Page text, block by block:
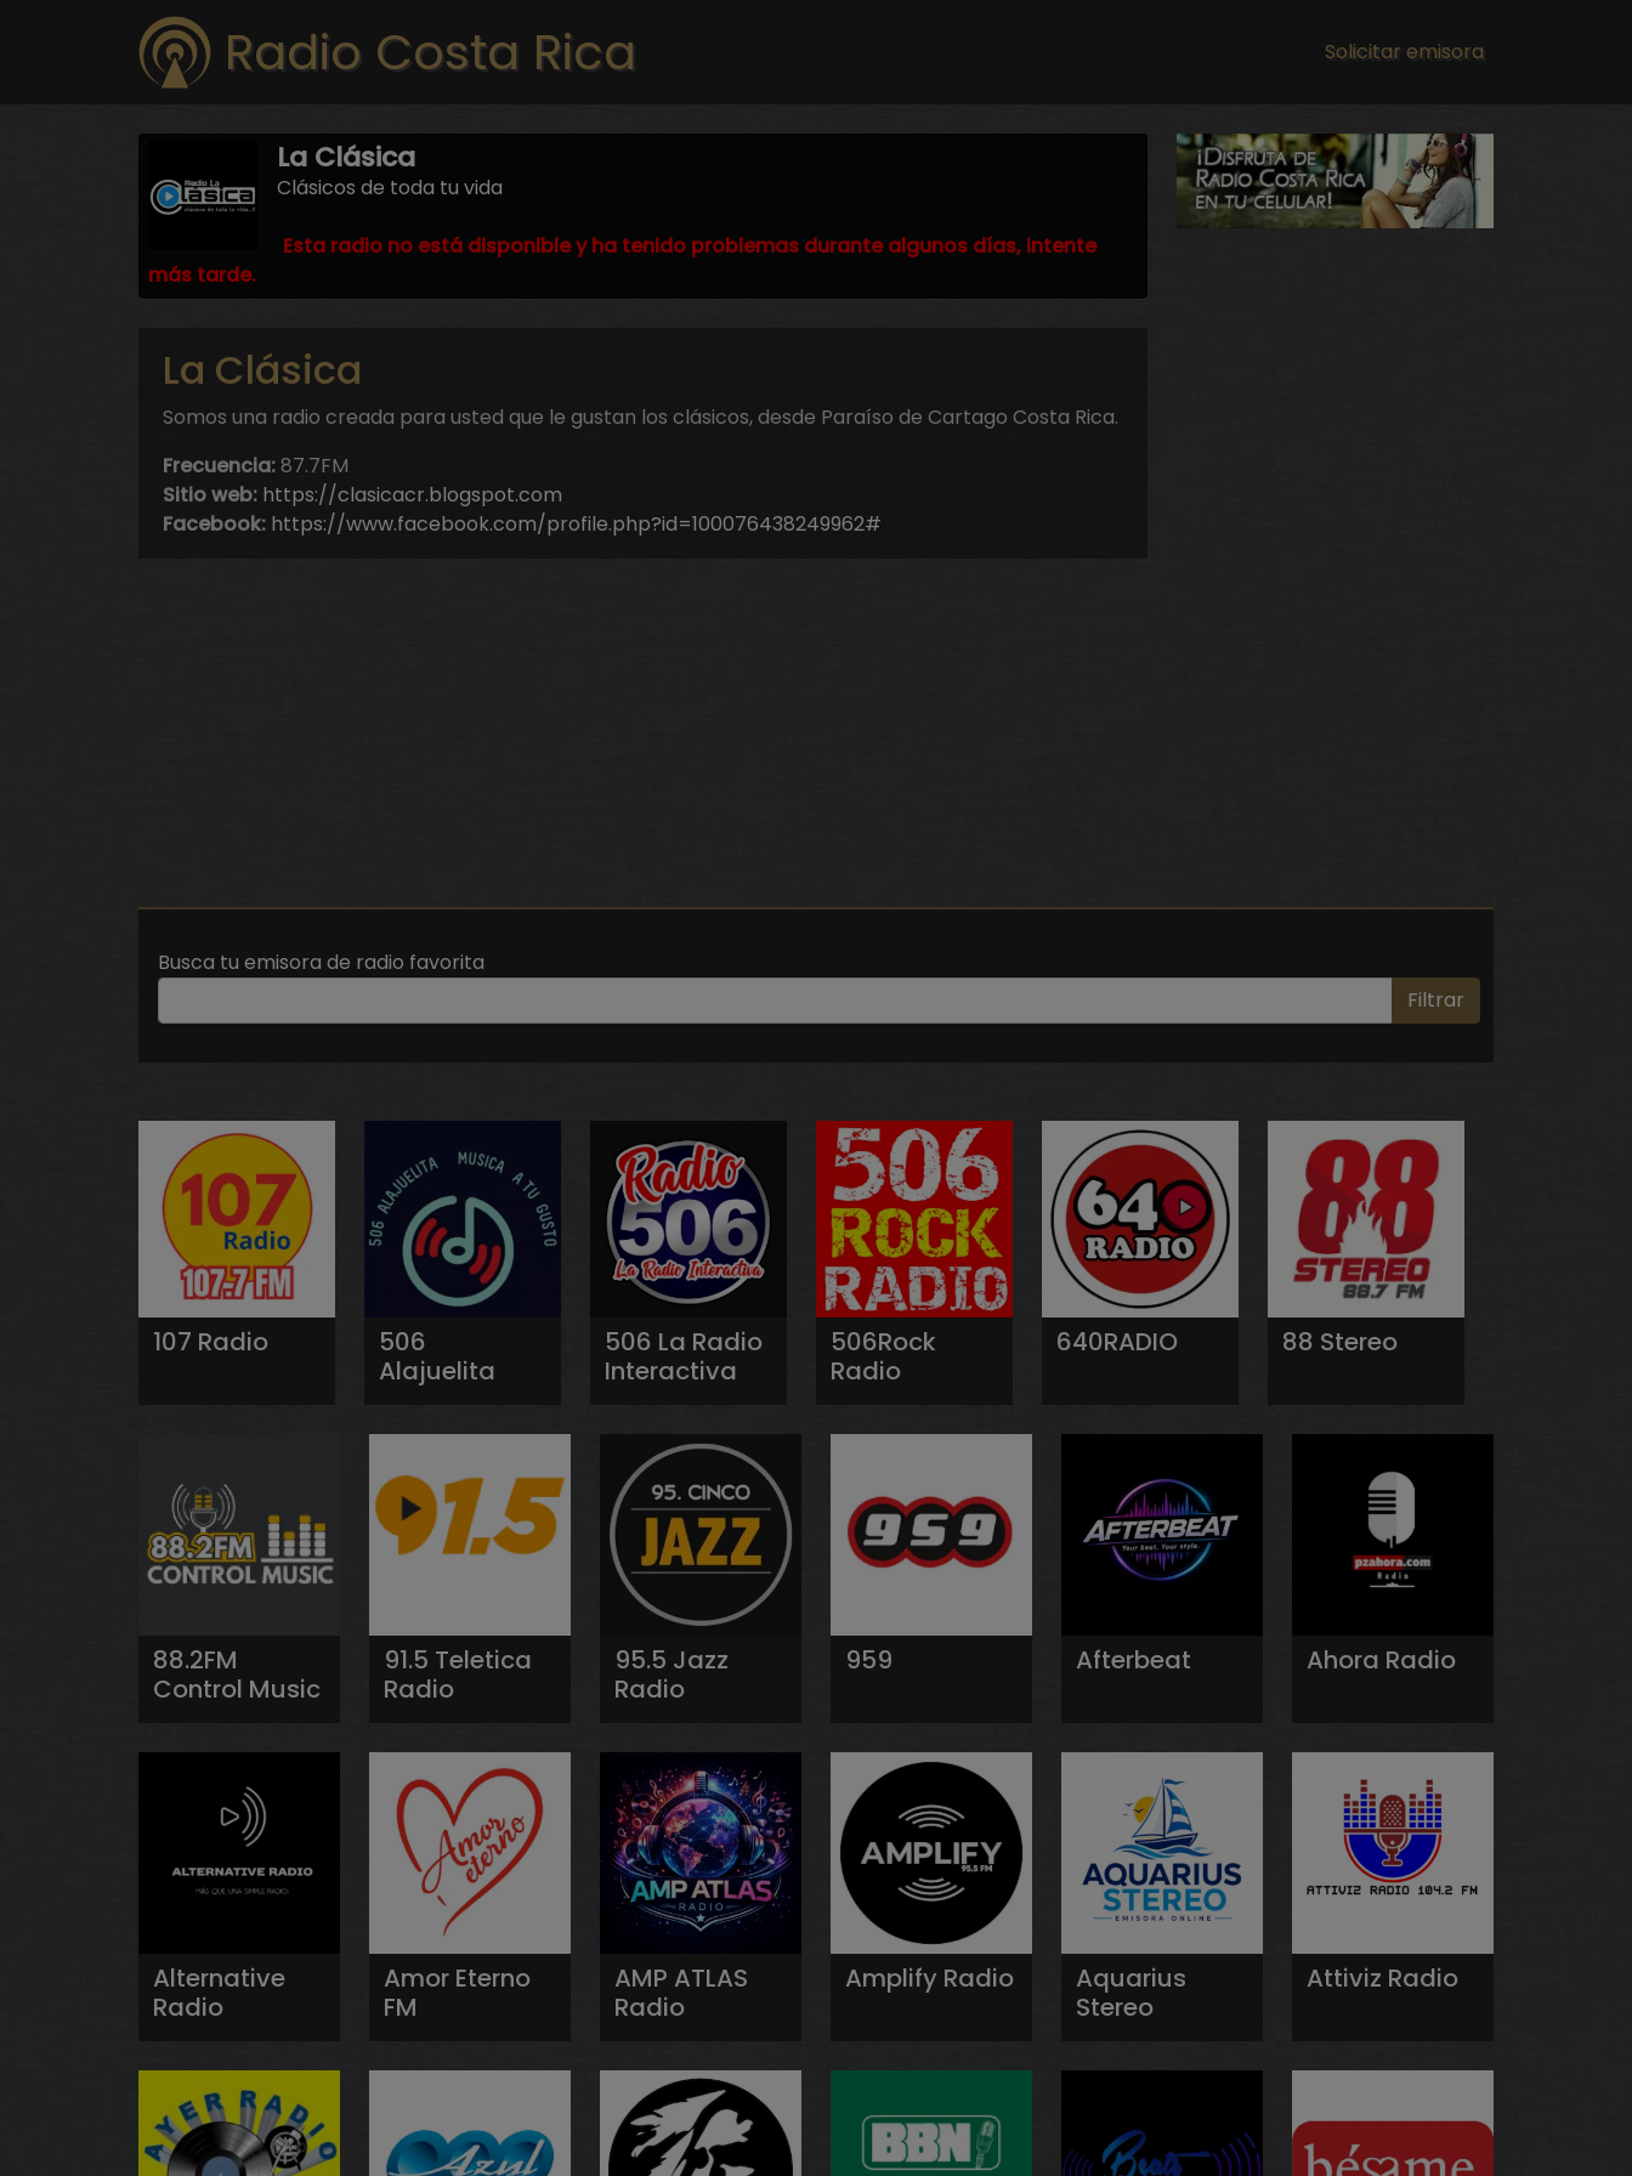
Radio Costa Rica Main navigation
Solicitar emisora
La Clásica
Clásicos de toda tu vida
Esta radio no está disponible y ha tenido problemas durante algunos días, intente
más tarde.
La Clásica
Somos una radio creada para usted que le gustan los clásicos, desde Paraíso de Cartago Costa Rica.
Frecuencia:87.7FM
Sitio web: https://clasicacr.blogspot.com
Facebook: https://www.facebook.com/profile.php?id=100076438249962#
Busca tu emisora de radio favorita
Filtrar
107 Radio
506
Alajuelita
506 La Radio
Interactiva
506Rock
Radio
640RADIO 88 Stereo
88.2FM
Control Music
91.5 Teletica
Radio
95.5 Jazz
Radio
959 Afterbeat Ahora Radio
Alternative
Radio
Amor Eterno
FM
AMP ATLAS
Radio
Amplify Radio
Aquarius
Stereo
Attiviz Radio